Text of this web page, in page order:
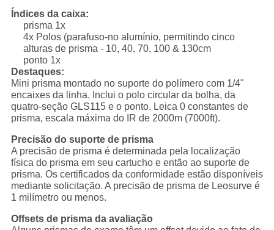
Índices da caixa:
prisma 1x
4x Polos (parafuso-no alumínio, permitindo cinco
alturas de prisma - 10, 40, 70, 100 & 130cm
ponto 1x
Destaques:
Mini prisma montado no suporte do polímero com 1/4"
encaixes da linha. Inclui o polo circular da bolha, da
quatro-seção GLS115 e o ponto. Leica 0 constantes de
prisma, escala máxima do IR de 2000m (7000ft).
Precisão do suporte de prisma
A precisão de prisma é determinada pela localização
física do prisma em seu cartucho e então ao suporte de
prisma. Os certificados da conformidade estão disponíveis
mediante solicitação. A precisão de prisma de Leosurve é
1 milímetro ou menos.
Offsets de prisma da avaliação